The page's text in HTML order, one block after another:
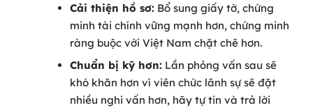
Cải thiện hồ sơ: Bổ sung giấy tờ, chứng
minh tài chính vững mạnh hơn, chứng minh
ràng buộc với Việt Nam chặt chẽ hơn.
Chuẩn bị kỹ hơn: Lần phỏng vấn sau sẽ
khó khăn hơn vì viên chức lãnh sự sẽ đặt
nhiều nghi vấn hơn, hãy tự tin và trả lời